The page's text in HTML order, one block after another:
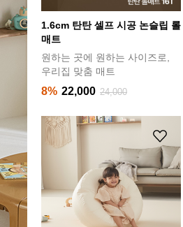
1.6cm 탄탄 셀프 시공 논슬립 롤
매트
원하는 곳에 원하는 사이즈로,
우리집 맞춤 매트
8% 22,000 24,000